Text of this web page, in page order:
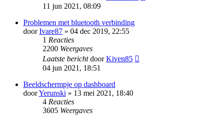
11 jun 2021, 08:09
Problemen met bluetooth verbinding
doorIvare87 » 04 dec 2019, 22:55
1 Reacties
2200 Weergaves
Laatste berichtdoorKiven85
04 jun 2021, 18:51
Beeldschermpje op dashboard
doorYerunski » 13 mei 2021, 18:40
4 Reacties
3605 Weergaves